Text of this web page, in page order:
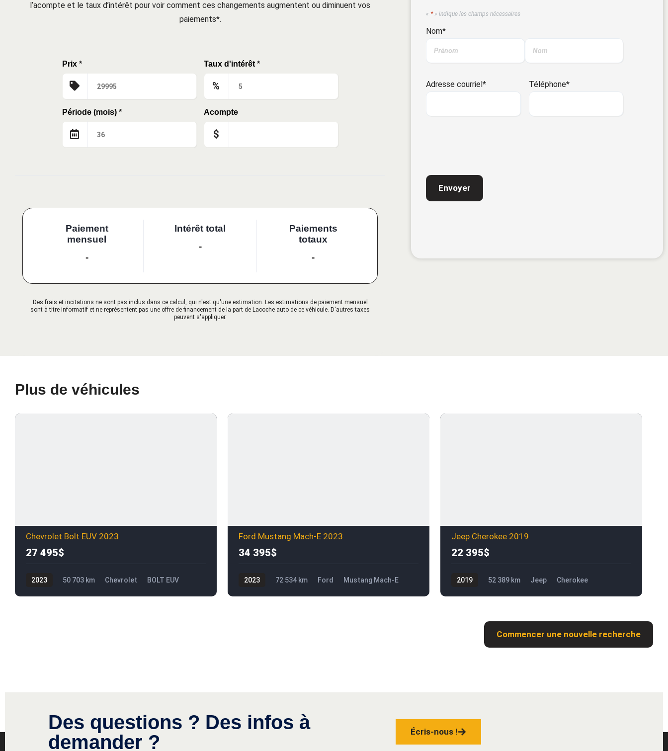
l’acompte et le taux d’intérêt pour voir comment ces changements augmentent ou diminuent vos
paiements*.
Prix * Taux d'intérêt *
%
Période (mois) * Acompte
$
Paiement
mensuel
-
Intérêt total
-
Paiements
totaux
-
Des frais et incitations ne sont pas inclus dans ce calcul, qui n'est qu'une estimation. Les estimations de paiement mensuel
sont à titre informatif et ne représentent pas une offre de financement de la part de Lacoche auto de ce véhicule. D'autres taxes
peuvent s'appliquer.
«*» indique les champs nécessaires
Nom*
Adresse courriel* Téléphone*
Plus de véhicules
Chevrolet Bolt EUV 2023
27 495$
2023 50 703 km Chevrolet
BOLT EUV
Ford Mustang Mach-E 2023
34 395$
2023 72 534 km Ford
Mustang Mach-E
Jeep Cherokee 2019
22 395$
2019 52 389 km Jeep
Cherokee
Commencer une nouvelle recherche
Des questions ? Des infos à
demander ?
Écris-nous !